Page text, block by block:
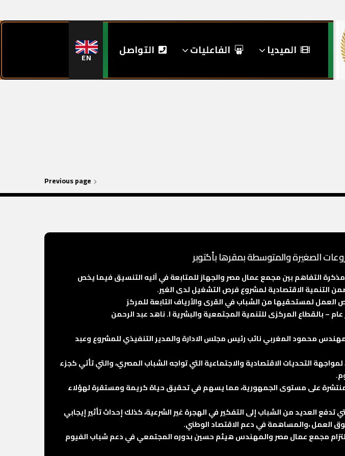
الميديا الفاعليات التواصل EN
Previous page
الصغيرة والمتوسطة بمقرها بأكتوبر
التفاهم بين مجمع عمال مصر والجهاز للمتابعة في آليه التنسيق فيما يخص
التنمية الاقتصادية لمشروع فرص التشغيل لدى الغير.
لمستحقيها من الشباب في القرى والأرياف التابعة للمركز
– بالقطاع المركزى للتنمية المجتمعية والبشرية ا. ناهد عبد الرحمن
محمود المغربي نائب رئيس مجلس الادارة والمدير التنفيذي للمشروع وعبد
التحديات الاقتصادية والاجتماعية التي تواجه الشباب المصري، والتي تأتي كجزء
مصر الصناعية المنتشرة على مستوى الجمهورية، مما يسهم في تحقيق حياة كريمة ومستقرة لهؤلاء
العديد من الشباب إلى التفكير في الهجرة غير الشرعية، كذلك إحداث تأثير إيجابي
العمل ،والمساهمة في دعم الاقتصاد الوطني.
التزام مجمع عمال مصر والمهندس هيثم حسين بدوره المجتمعي في دعم شباب الفيوم